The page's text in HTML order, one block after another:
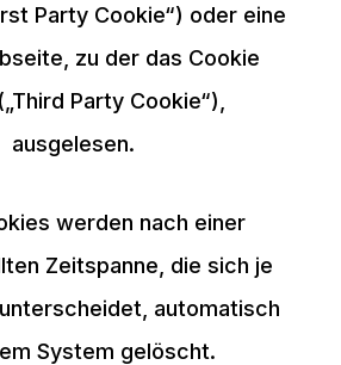
Party Cookie“) oder eine
zu der das Cookie
Party Cookie“),
ausgelesen.
werden nach einer
Zeitspanne, die sich je
automatisch
System gelöscht.